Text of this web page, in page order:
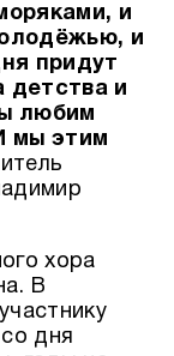
и
и
придут
детства и
любим
мы этим
хора
В
дня